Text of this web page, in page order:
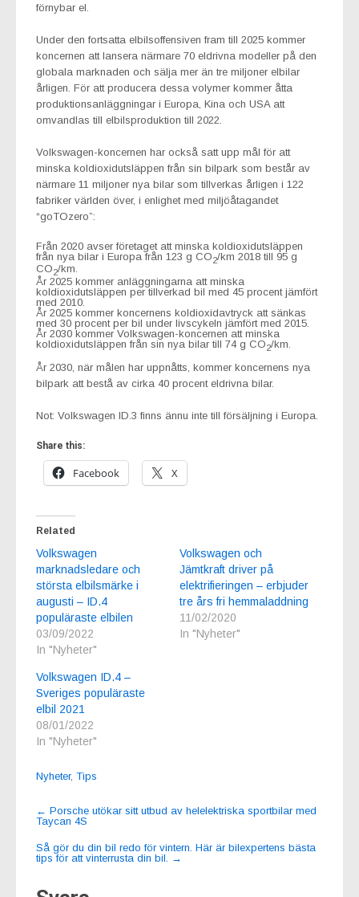
förnybar el.
Under den fortsatta elbilsoffensiven fram till 2025 kommer
koncernen att lansera närmare 70 eldrivna modeller på den
globala marknaden och sälja mer än tre miljoner elbilar
årligen. För att producera dessa volymer kommer åtta
produktionsanläggningar i Europa, Kina och USA att
omvandlas till elbilsproduktion till 2022.
Volkswagen-koncernen har också satt upp mål för att
minska koldioxidutsläppen från sin bilpark som består av
närmare 11 miljoner nya bilar som tillverkas årligen i 122
fabriker världen över, i enlighet med miljöåtagandet
“goTOzero”:
Från 2020 avser företaget att minska koldioxidutsläppen
från nya bilar i Europa från 123 g CO2/km 2018 till 95 g
CO2/km.
År 2025 kommer anläggningarna att minska
koldioxidutsläppen per tillverkad bil med 45 procent jämfört
med 2010.
År 2025 kommer koncernens koldioxidavtryck att sänkas
med 30 procent per bil under livscykeln jämfört med 2015.
År 2030 kommer Volkswagen-koncernen att minska
koldioxidutsläppen från sin nya bilar till 74 g CO2/km.
År 2030, när målen har uppnåtts, kommer koncernens nya
bilpark att bestå av cirka 40 procent eldrivna bilar.
Not: Volkswagen ID.3 finns ännu inte till försäljning i Europa.
Share this:
Facebook X
Related
Volkswagen
marknadsledare och
största elbilsmärke i
augusti – ID.4
populäraste elbilen
03/09/2022
In "Nyheter"
Volkswagen och
Jämtkraft driver på
elektrifieringen – erbjuder
tre års fri hemmaladdning
11/02/2020
In "Nyheter"
Volkswagen ID.4 –
Sveriges populäraste
elbil 2021
08/01/2022
In "Nyheter"
Nyheter, Tips
Post
navigation
← Porsche utökar sitt utbud av helelektriska sportbilar med
Taycan 4S
Så gör du din bil redo för vintern. Här är bilexpertens bästa
tips för att vinterrusta din bil.
→